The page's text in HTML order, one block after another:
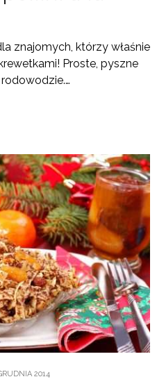
znajomych, którzy właśnie
Proste, pyszne
2014